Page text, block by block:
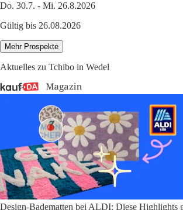
Do. 30.7. - Mi. 26.8.2026
Gültig bis 26.08.2026
Mehr Prospekte
Aktuelles zu Tchibo in Wedel
Design-Badematten bei ALDI: Diese Highlights